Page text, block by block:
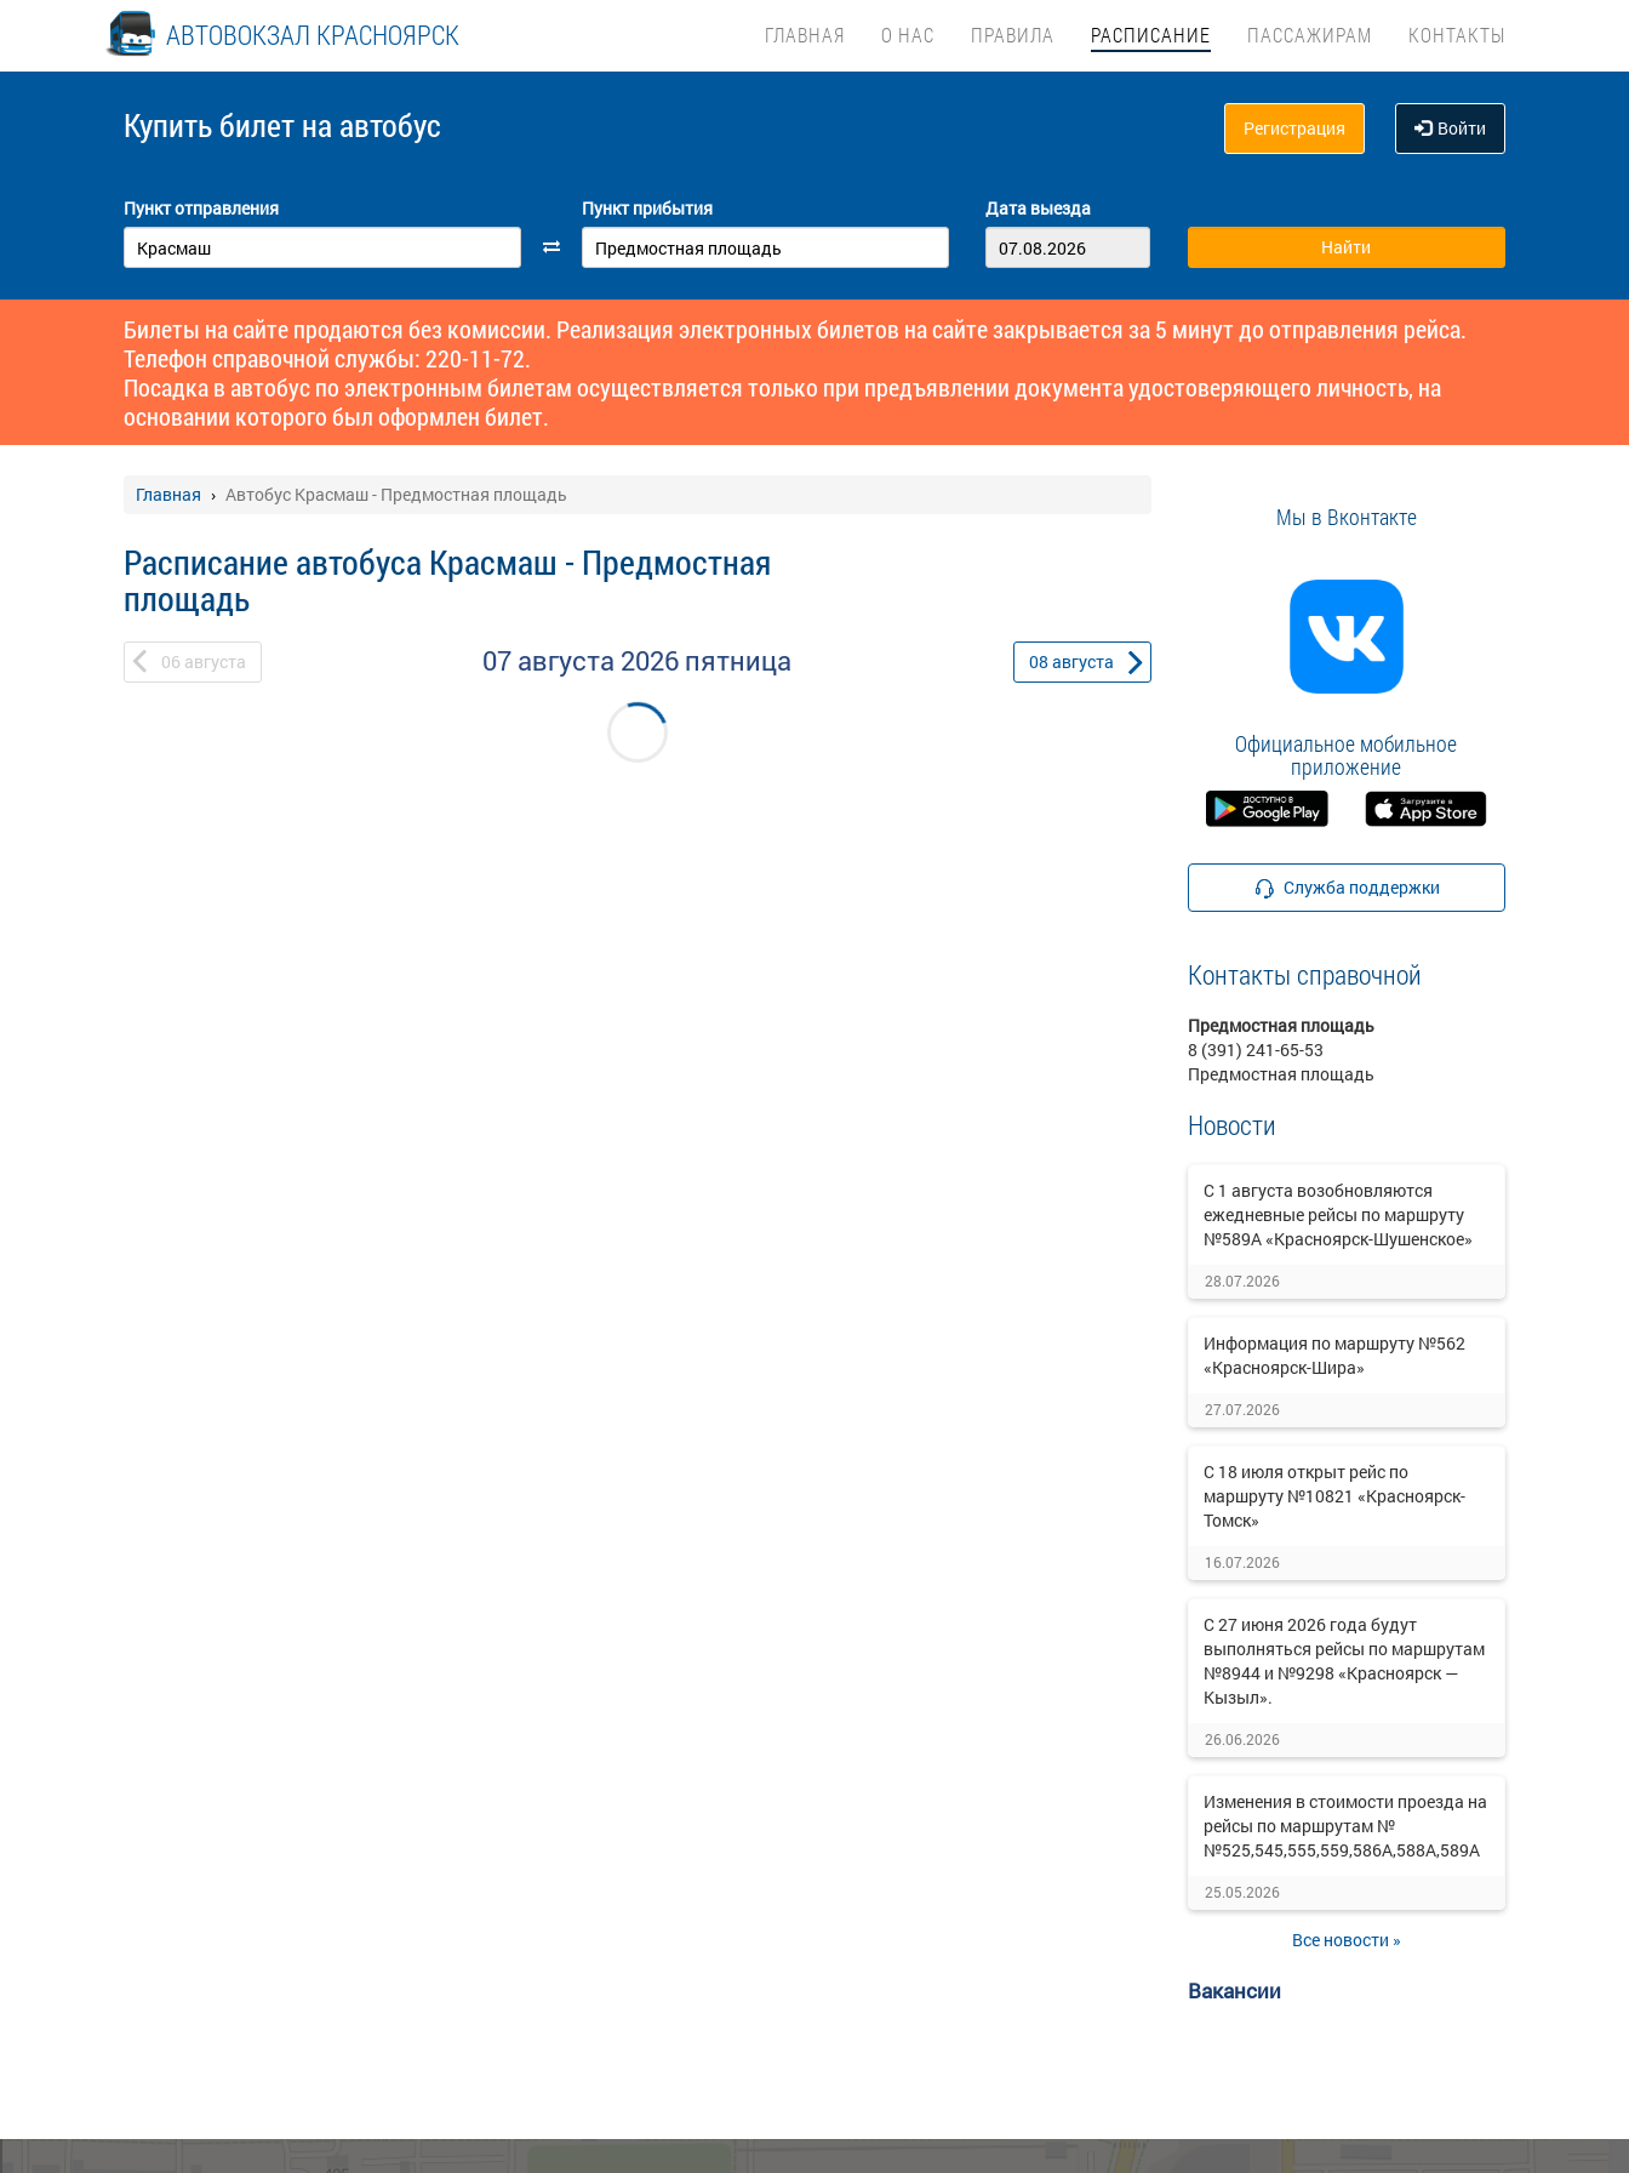
АВТОВОКЗАЛ КРАСНОЯРСК ГЛАВНАЯ О НАС ПРАВИЛА РАСПИСАНИЕ ПАССАЖИРАМ КОНТАКТЫ
Купить билет на автобус Регистрация Войти
Пункт отправления Пункт прибытия Дата выезда
Билеты на сайте продаются без комиссии. Реализация электронных билетов на сайте закрывается за 5 минут до отправления рейса.
Телефон справочной службы: 220-11-72.
Посадка в автобус по электронным билетам осуществляется только при предъявлении документа удостоверяющего личность, на
основании которого был оформлен билет.
Главная Автобус Красмаш - Предмостная площадь
Расписание автобуса Красмаш - Предмостная
площадь
06 августа 07 августа 2026 пятница 08 августа
Мы в Вконтакте
Официальное мобильное
приложение
Служба поддержки
Контакты справочной
Предмостная площадь
8 (391) 241-65-53
Предмостная площадь
Новости
С 1 августа возобновляются
ежедневные рейсы по маршруту
№589А «Красноярск-Шушенское»
28.07.2026
Информация по маршруту №562
«Красноярск-Шира»
27.07.2026
С 18 июля открыт рейс по
маршруту №10821 «Красноярск-
Томск»
16.07.2026
С 27 июня 2026 года будут
выполняться рейсы по маршрутам
№8944 и №9298 «Красноярск —
Кызыл».
26.06.2026
Изменения в стоимости проезда на
рейсы по маршрутам №
№525,545,555,559,586А,588А,589А
25.05.2026
Все новости »
Вакансии